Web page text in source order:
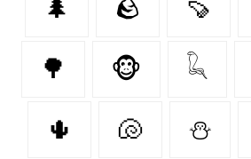
🌲 🪨 🍠
🌳 🐵 𓆗
🌵 🐚 ⛄